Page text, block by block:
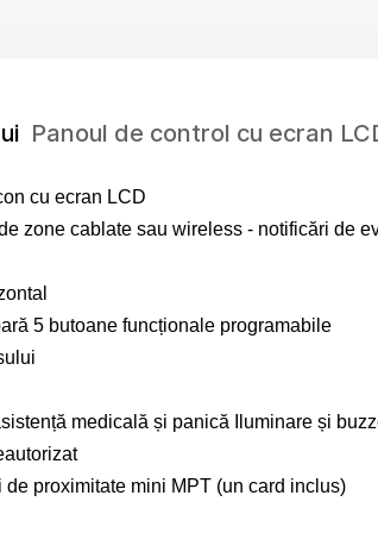
Panoul de control cu ecran
cu ecran LCD
zone cablate sau wireless - notificări de
5 butoane funcționale programabile
medicală și panică Iluminare și
proximitate mini MPT (un card inclus)